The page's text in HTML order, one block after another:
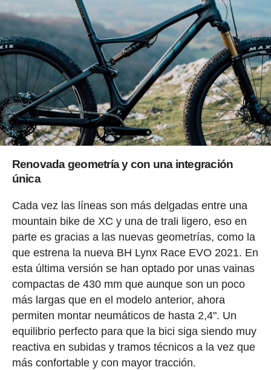
Renovada geometría y con una integración
única
Cada vez las líneas son más delgadas entre una
mountain bike de XC y una de trali ligero, eso en
parte es gracias a las nuevas geometrías, como la
que estrena la nueva BH Lynx Race EVO 2021. En
esta última versión se han optado por unas vainas
compactas de 430 mm que aunque son un poco
más largas que en el modelo anterior, ahora
permiten montar neumáticos de hasta 2,4". Un
equilibrio perfecto para que la bici siga siendo muy
reactiva en subidas y tramos técnicos a la vez que
más confortable y con mayor tracción.